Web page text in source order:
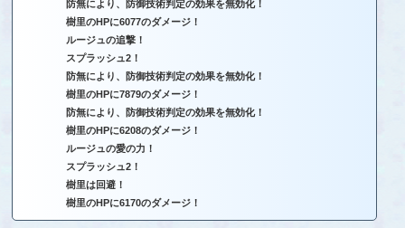
防無により、防御技術判定の効果を無効化！
樹里のHPに6077のダメージ！
ルージュの追撃！
スプラッシュ2！
防無により、防御技術判定の効果を無効化！
樹里のHPに7879のダメージ！
防無により、防御技術判定の効果を無効化！
樹里のHPに6208のダメージ！
ルージュの愛の力！
スプラッシュ2！
樹里は回避！
樹里のHPに6170のダメージ！